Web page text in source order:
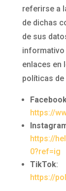
referirse a
de dichas
de sus
informativo
enlaces en
políticas
https://
https://
0?ref=ig
TikTok:
https://